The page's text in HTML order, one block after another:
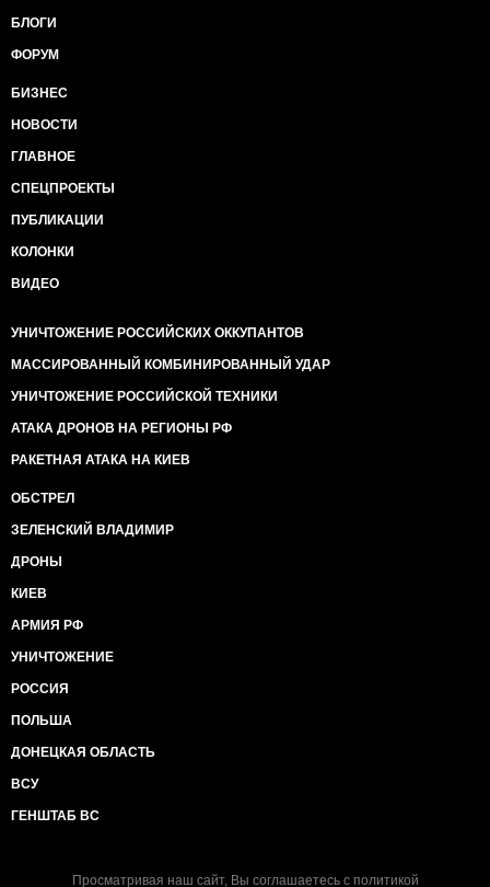
БЛОГИ
ФОРУМ
БИЗНЕС
НОВОСТИ
ГЛАВНОЕ
СПЕЦПРОЕКТЫ
ПУБЛИКАЦИИ
КОЛОНКИ
ВИДЕО
УНИЧТОЖЕНИЕ РОССИЙСКИХ ОККУПАНТОВ
МАССИРОВАННЫЙ КОМБИНИРОВАННЫЙ УДАР
УНИЧТОЖЕНИЕ РОССИЙСКОЙ ТЕХНИКИ
АТАКА ДРОНОВ НА РЕГИОНЫ РФ
РАКЕТНАЯ АТАКА НА КИЕВ
ОБСТРЕЛ
ЗЕЛЕНСКИЙ ВЛАДИМИР
ДРОНЫ
КИЕВ
АРМИЯ РФ
УНИЧТОЖЕНИЕ
РОССИЯ
ПОЛЬША
ДОНЕЦКАЯ ОБЛАСТЬ
ВСУ
ГЕНШТАБ ВС
Просматривая наш сайт, Вы соглашаетесь с политикой